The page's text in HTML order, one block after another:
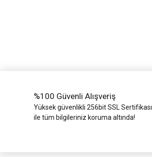
%100 Güvenli Alışveriş
Yüksek güvenlikli 256bit SSL Sertifikası
ile tüm bilgileriniz koruma altında!